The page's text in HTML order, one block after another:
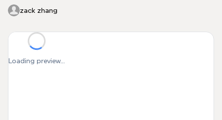
zack zhang
Loading preview...